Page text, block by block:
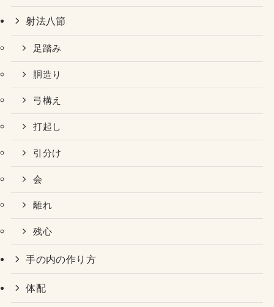
射法八節
足踏み
胴造り
弓構え
打起し
引分け
会
離れ
残心
手の内の作り方
体配